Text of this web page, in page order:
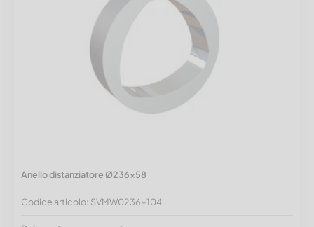
Anello distanziatore Ø236x58
Codice articolo: SVMW0236-104